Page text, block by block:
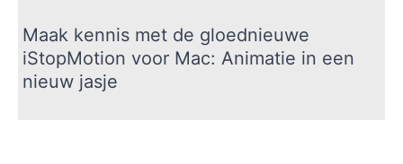
Maak kennis met de gloednieuwe
iStopMotion voor Mac: Animatie in een
nieuw jasje